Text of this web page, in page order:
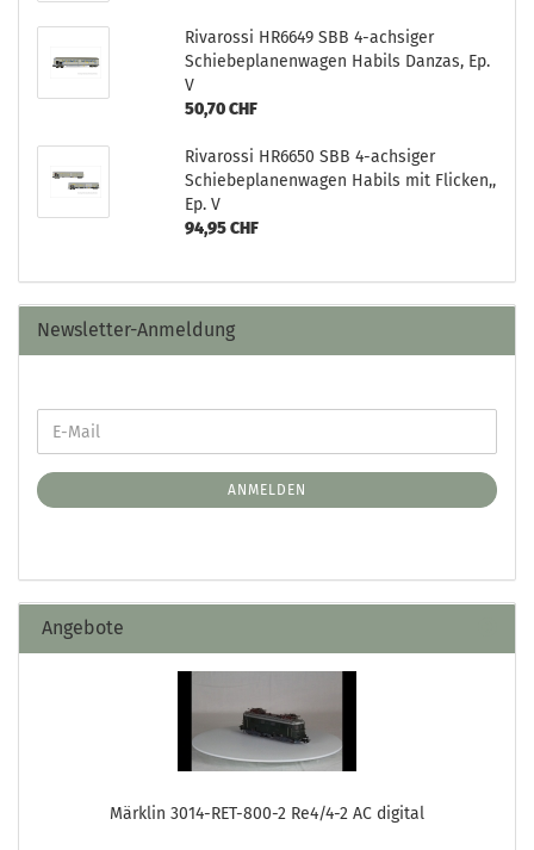
Rivarossi HR6649 SBB 4-achsiger
Schiebeplanenwagen Habils Danzas, Ep.
V
50,70 CHF
Rivarossi HR6650 SBB 4-achsiger
Schiebeplanenwagen Habils mit Flicken,,
Ep. V
94,95 CHF
Newsletter-Anmeldung
ANMELDEN
Angebote
Märklin 3014-RET-800-2 Re4/4-2 AC digital